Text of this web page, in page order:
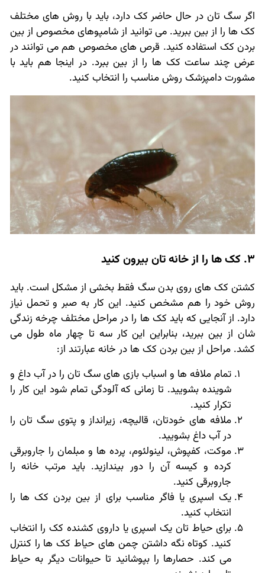
اگر سگ تان در حال حاضر کک دارد، باید با روش های مختلف
کک ها را از بین ببرید. می توانید از شامپوهای مخصوص از بین
بردن کک استفاده کنید. قرص های مخصوص هم می توانند در
عرض چند ساعت کک ها را از بین ببرد. در اینجا هم باید با
مشورت دامپزشک روش مناسب را انتخاب کنید.
3. کک ها را از خانه تان بیرون کنید
کشتن کک های روی بدن سگ فقط بخشی از مشکل است. باید
روش خود را هم مشخص کنید. این کار به صبر و تحمل نیاز
دارد. از آنجایی که باید کک ها را در مراحل مختلف چرخه زندگی
شان از بین ببرید، بنابراین این کار سه تا چهار ماه طول می
کشد. مراحل از بین بردن کک ها در خانه عبارتند از:
تمام ملافه ها و اسباب بازی های سگ تان را در آب داغ و
شوینده بشویید. تا زمانی که آلودگی تمام شود این کار را
تکرار کنید.
ملافه های خودتان، قالیچه، زیرانداز و پتوی سگ تان را
در آب داغ بشویید.
موکت، کفپوش، لینولئوم، پرده ها و مبلمان را جاروبرقی
کرده و کیسه آن را دور بیندازید. باید مرتب خانه را
جاروبرقی کنید.
یک اسپری یا فاگر مناسب برای از بین بردن کک ها را
انتخاب کنید.
برای حیاط تان یک اسپری یا داروی کشنده کک را انتخاب
کنید. کوتاه نگه داشتن چمن های حیاط کک ها را کنترل
می کند. حصارها را بپوشانید تا حیوانات دیگر به حیاط